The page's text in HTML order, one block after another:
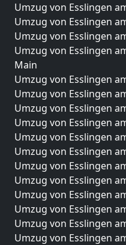
Umzug von Esslingen
Umzug von Esslingen
Umzug von Esslingen
Umzug von Esslingen
Main
Umzug von Esslingen
Umzug von Esslingen
Umzug von Esslingen
Umzug von Esslingen
Umzug von Esslingen
Umzug von Esslingen
Umzug von Esslingen
Umzug von Esslingen
Umzug von Esslingen
Umzug von Esslingen
Umzug von Esslingen
Umzug von Esslingen